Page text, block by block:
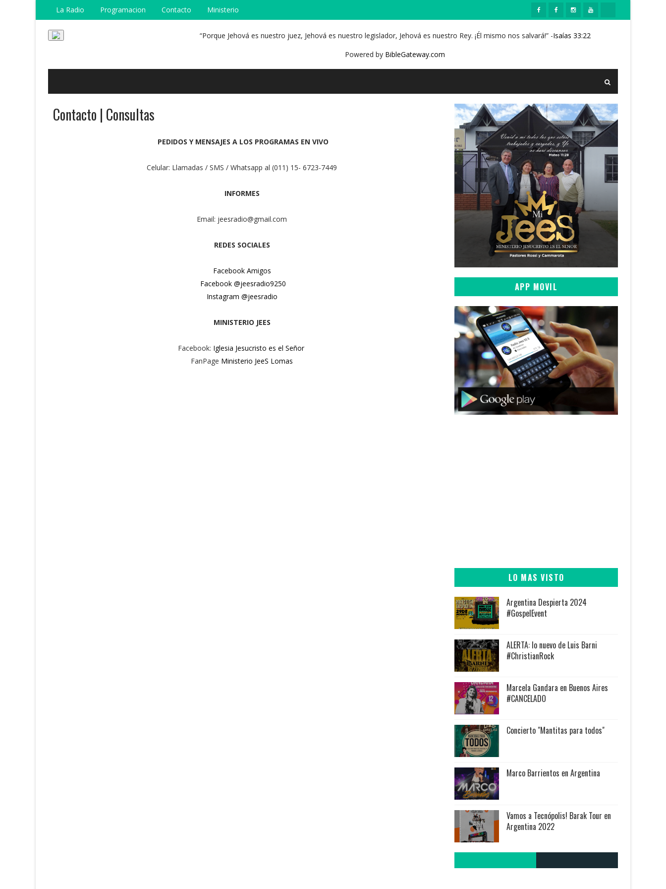
La Radio Programacion Contacto Ministerio
“Porque Jehová es nuestro juez, Jehová es nuestro legislador, Jehová es nuestro Rey. ¡Él mismo nos salvará!” -Isaías 33:22
Powered by BibleGateway.com
Contacto | Consultas
PEDIDOS Y MENSAJES A LOS PROGRAMAS EN VIVO
Celular: Llamadas / SMS / Whatsapp al (011) 15- 6723-7449
INFORMES
Email: jeesradio@gmail.com
REDES SOCIALES
Facebook Amigos
Facebook @jeesradio9250
Instagram @jeesradio
MINISTERIO JEES
Facebook: Iglesia Jesucristo es el Señor
FanPage Ministerio JeeS Lomas
APP MOVIL
LO MAS VISTO
Argentina Despierta 2024
#GospelEvent
ALERTA: lo nuevo de Luis Barni
#ChristianRock
Marcela Gandara en Buenos Aires
#CANCELADO
Concierto "Mantitas para todos"
Marco Barrientos en Argentina
Vamos a Tecnópolis! Barak Tour en
Argentina 2022